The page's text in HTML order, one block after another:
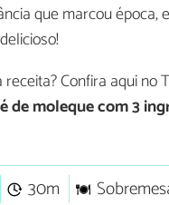
que marcou
receita? Confira aqui
de moleque com 3
30m